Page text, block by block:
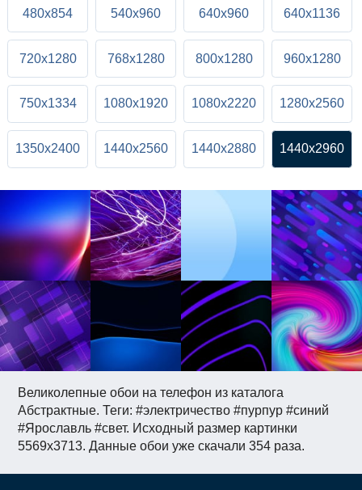
Великолепные обои на телефон из каталога
Абстрактные. Теги: #электричество #пурпур #синий
#Ярославль #свет. Исходный размер картинки
5569x3713. Данные обои уже скачали 354 раза.
480x854 540x960 640x960 640x1136
720x1280 768x1280 800x1280 960x1280
750x1334 1080x1920 1080x2220 1280x2560
1350x2400 1440x2560 1440x2880 1440x2960